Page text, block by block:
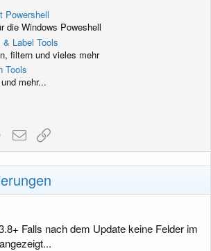
Powershell
die Windows Poweshell
Label Tools
filtern und vieles mehr
Tools
mehr...
WhatsApp
E-Mail
Falls nach dem Update keine Felder im